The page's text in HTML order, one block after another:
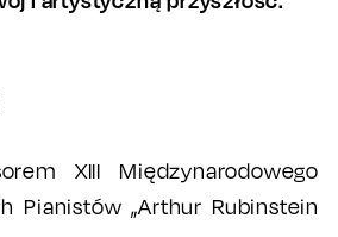
XIII Międzynarodowego
Pianistów „Arthur Rubinstein